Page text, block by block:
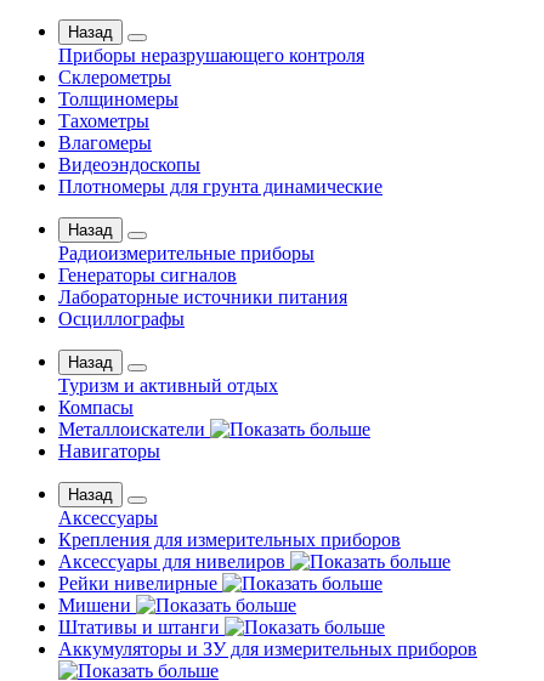
Назад
Приборы неразрушающего контроля
Склерометры
Толщиномеры
Тахометры
Влагомеры
Видеоэндоскопы
Плотномеры для грунта динамические
Назад
Радиоизмерительные приборы
Генераторы сигналов
Лабораторные источники питания
Осциллографы
Назад
Туризм и активный отдых
Компасы
Металлоискатели
Навигаторы
Назад
Аксессуары
Крепления для измерительных приборов
Аксессуары для нивелиров
Рейки нивелирные
Мишени
Штативы и штанги
Аккумуляторы и ЗУ для измерительных приборов